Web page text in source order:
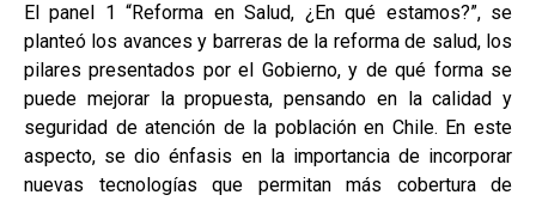
El panel 1 “Reforma en Salud, ¿En qué estamos?”, se
planteó los avances y barreras de la reforma de salud, los
pilares presentados por el Gobierno, y de qué forma se
puede mejorar la propuesta, pensando en la calidad y
seguridad de atención de la población en Chile. En este
aspecto, se dio énfasis en la importancia de incorporar
nuevas tecnologías que permitan más cobertura de